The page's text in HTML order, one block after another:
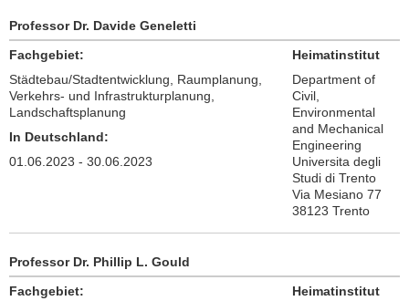
Professor Dr. Davide Geneletti
Fachgebiet:
Städtebau/Stadtentwicklung, Raumplanung,
Verkehrs- und Infrastrukturplanung,
Landschaftsplanung
In Deutschland:
01.06.2023 - 30.06.2023
Heimatinstitut
Department of
Civil,
Environmental
and Mechanical
Engineering
Universita degli
Studi di Trento
Via Mesiano 77
38123 Trento
Professor Dr. Phillip L. Gould
Fachgebiet:
Heimatinstitut